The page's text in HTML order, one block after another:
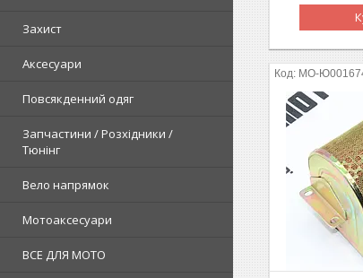
Захист
Аксесуари
Повсякденний одяг
Запчастини / Розхідники /
Тюнінг
Вело напрямок
Мотоаксесуари
ВСЕ ДЛЯ МОТО
MO-